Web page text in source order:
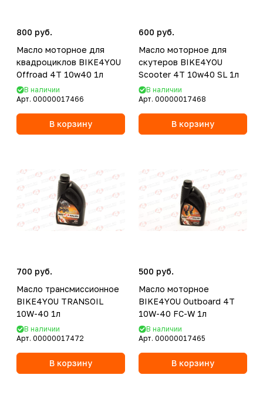
800 руб.
Масло моторное для
квадроциклов BIKE4YOU
Offroad 4T 10w40 1л
В наличии
Арт. 00000017466
В корзину
600 руб.
Масло моторное для
скутеров BIKE4YOU
Scooter 4T 10w40 SL 1л
В наличии
Арт. 00000017468
В корзину
700 руб.
Масло трансмиссионное
BIKE4YOU TRANSOIL
10W-40 1л
В наличии
Арт. 00000017472
В корзину
500 руб.
Масло моторное
BIKE4YOU Outboard 4T
10W-40 FC-W 1л
В наличии
Арт. 00000017465
В корзину